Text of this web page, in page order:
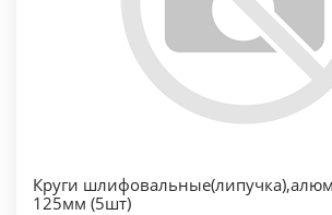
Круги
125мм (5шт)